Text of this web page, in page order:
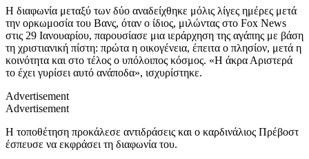
Η διαφωνία μεταξύ των δύο αναδείχθηκε μόλις λίγες ημέρες μετά
την ορκωμοσία του Βανς, όταν ο ίδιος, μιλώντας στο Fox News
στις 29 Ιανουαρίου, παρουσίασε μια ιεράρχηση της αγάπης με βάση
τη χριστιανική πίστη: πρώτα η οικογένεια, έπειτα ο πλησίον, μετά η
κοινότητα και στο τέλος ο υπόλοιπος κόσμος. «Η άκρα Αριστερά
το έχει γυρίσει αυτό ανάποδα», ισχυρίστηκε.
Advertisement
Advertisement
Η τοποθέτηση προκάλεσε αντιδράσεις και ο καρδινάλιος Πρέβοστ
έσπευσε να εκφράσει τη διαφωνία του.